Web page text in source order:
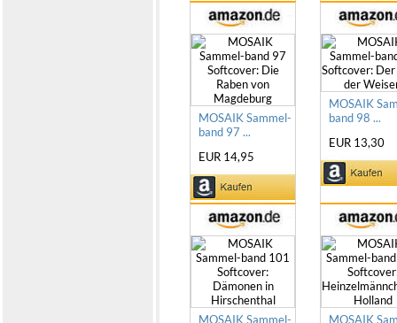
MOSAIK Sammel-
band 97 ...
EUR 14,95
MOSAIK
band 98 ...
EUR 13,30
MOSAIK Sammel- MOSAIK